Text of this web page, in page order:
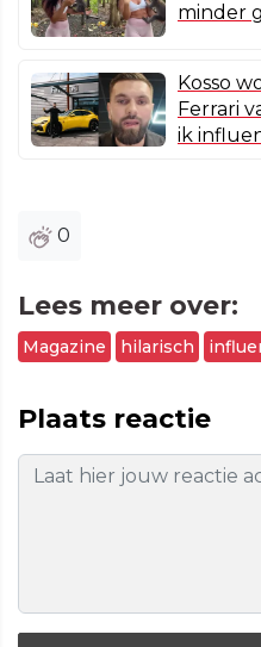
minder
Kosso
Ferrari
ik
0
Lees meer over:
Magazine hilarisch
Plaats reactie